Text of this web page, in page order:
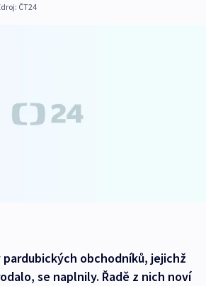
ČT24
pardubických obchodníků, jejichž
se naplnily. Řadě z nich noví